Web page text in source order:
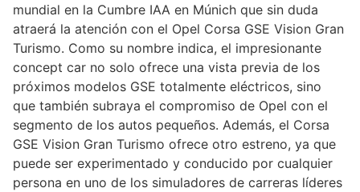
mundial en la Cumbre IAA en Múnich que sin duda
atraerá la atención con el Opel Corsa GSE Vision Gran
Turismo. Como su nombre indica, el impresionante
concept car no solo ofrece una vista previa de los
próximos modelos GSE totalmente eléctricos, sino
que también subraya el compromiso de Opel con el
segmento de los autos pequeños. Además, el Corsa
GSE Vision Gran Turismo ofrece otro estreno, ya que
puede ser experimentado y conducido por cualquier
persona en uno de los simuladores de carreras líderes